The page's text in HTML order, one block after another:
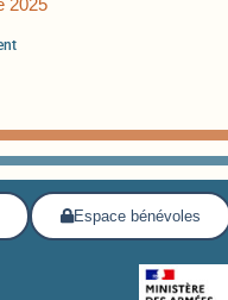
Espace bénévoles